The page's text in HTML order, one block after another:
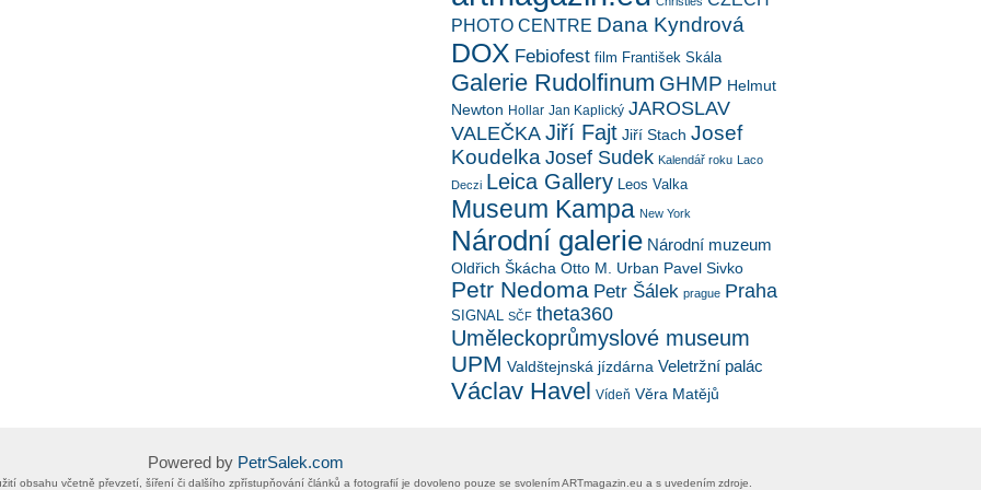
PHOTO CENTRE Dana Kyndrová
DOX Febiofest film František Skála
Galerie Rudolfinum GHMP Helmut
Newton Hollar Jan Kaplický JAROSLAV
VALEČKA Jiří Fajt Jiří Stach Josef
Koudelka Josef Sudek Kalendář roku
Laco
Deczi Leica Gallery Leos Valka
Museum Kampa New York
Národní galerie Národní muzeum
Oldřich Škácha Otto M. Urban Pavel Sivko
Petr Nedoma Petr Šálek prague Praha
SIGNAL SČF theta360
Uměleckoprůmyslové museum
UPM Valdštejnská jízdárna Veletržní palác
Václav Havel Vídeň Věra Matějů
Powered by PetrSalek.com
obsahu včetně převzetí, šíření či dalšího zpřístupňování článků a fotografií je dovoleno pouze se svolením ​ARTmagazin.eu​ ​a s uvedením zdroje.